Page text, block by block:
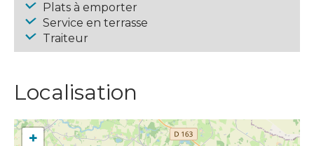
Plats à emporter
Service en terrasse
Traiteur
Localisation
+